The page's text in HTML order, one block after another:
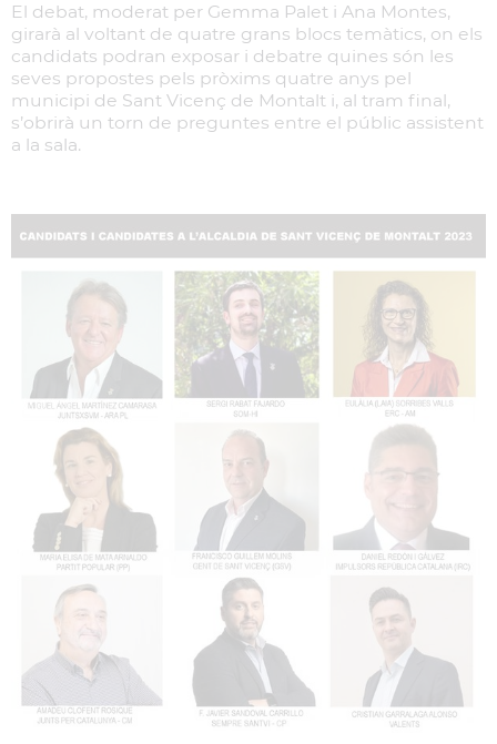
El debat, moderat per Gemma Palet i Ana Montes,
girarà al voltant de quatre grans blocs temàtics, on els
candidats podran exposar i debatre quines són les
seves propostes pels pròxims quatre anys pel
municipi de Sant Vicenç de Montalt i, al tram final,
s’obrirà un torn de preguntes entre el públic assistent
a la sala.